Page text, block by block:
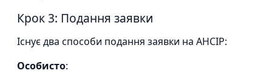
Крок 3: Подання заявки
Існує два способи подання заявки на AHCIP:
Особисто: